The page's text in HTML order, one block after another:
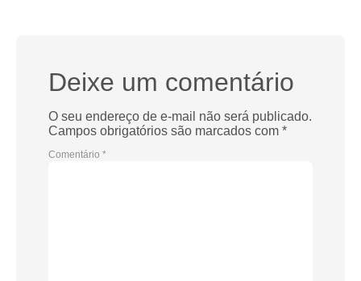
Deixe um comentário
O seu endereço de e-mail não será publicado.
Campos obrigatórios são marcados com *
Comentário *